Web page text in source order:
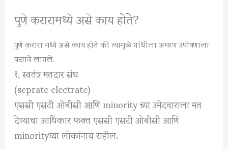
पुणे करारामध्ये असे काय होते?
पुणे करारा मध्ये असे काय होते की त्यामुळे गांधीला अमरण उपोषणाला
बसावे लागले.
१, स्वतंत्र मतदार संघ
(seprate electrate)
एससी एसटी ओबीसी आणि minority च्या उमेदवाराला मत
देण्याचा आधिकार फक्त एससी एसटी ओबीसी आणि
minorityच्या लोकांनाच राहील.